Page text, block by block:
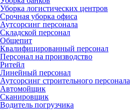
Уборка логистических центров
Срочная уборка офиса
Аутсорсинг персонала
Складской персонал
Общепит
Квалифицированный персонал
Персонал на производство
Ритейл
Линейный персонал
Аутсорсинг строительного персонала
Автомойщик
Сканировщик
Водитель погрузчика